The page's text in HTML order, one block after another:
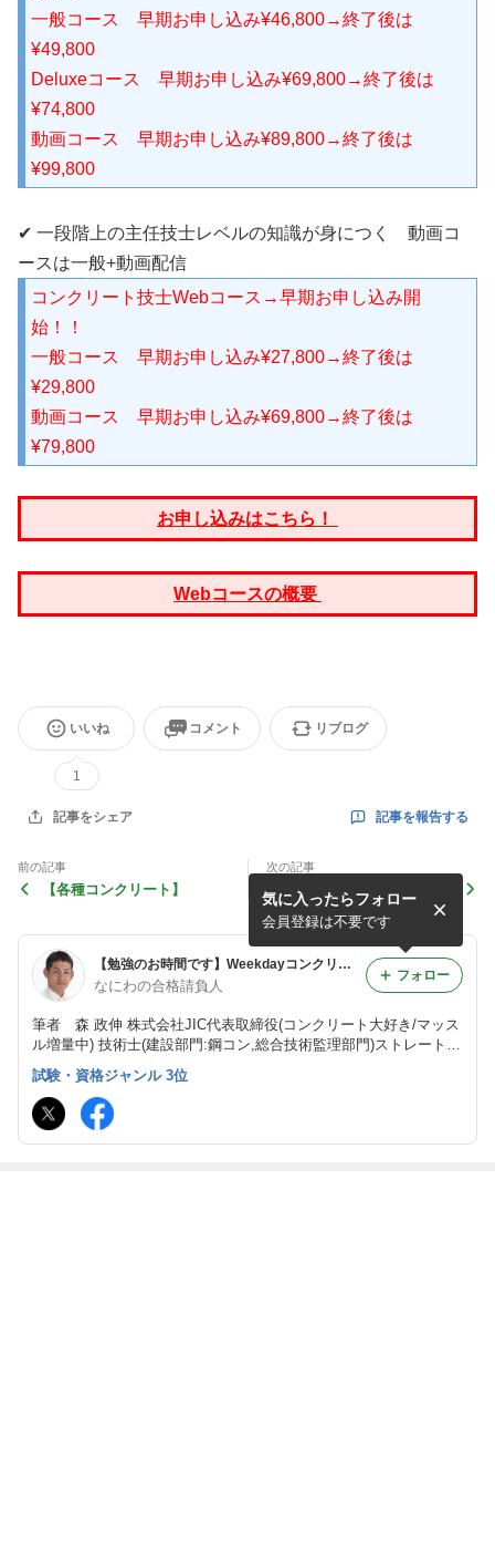
一般コース 早期お申し込み¥46,800→終了後は
¥49,800
Deluxeコース 早期お申し込み¥69,800→終了後は
¥74,800
動画コース 早期お申し込み¥89,800→終了後は
¥99,800
✔︎ 一段階上の主任技士レベルの知識が身につく 動画コ
ースは一般+動画配信
コンクリート技士Webコース→早期お申し込み開
始！！
一般コース 早期お申し込み¥27,800→終了後は
¥29,800
動画コース 早期お申し込み¥69,800→終了後は
¥79,800
お申し込みはこちら！
Webコースの概要
いいね
1
コメント リブログ
記事をシェア 記事を報告する
前の記事
【各種コンクリート】
次の記事
【各種コンクリート】
【勉強のお時間です】Weekdayコンクリートブログ 技術士・主任技士・技士・診断士の勉強ならモリマサノblog
なにわの合格請負人
筆者 森 政伸 株式会社JIC代表取締役(コンクリート大好き/マッス
ル増量中) 技術士(建設部門:鋼コン,総合技術監理部門)ストレート合
格 コンクリート主任技士 コンクリート診断士 一級建築施工管理技
士 他 コンクリート技士、主任技士、診断士のメルマガ配信
気に入ったらフォロー
会員登録は不要です
フォロー
試験・資格ジャンル 3位